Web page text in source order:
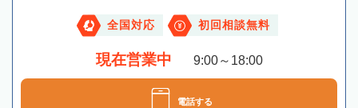
全国対応 初回相談無料
現在営業中 9:00～18:00
電話する